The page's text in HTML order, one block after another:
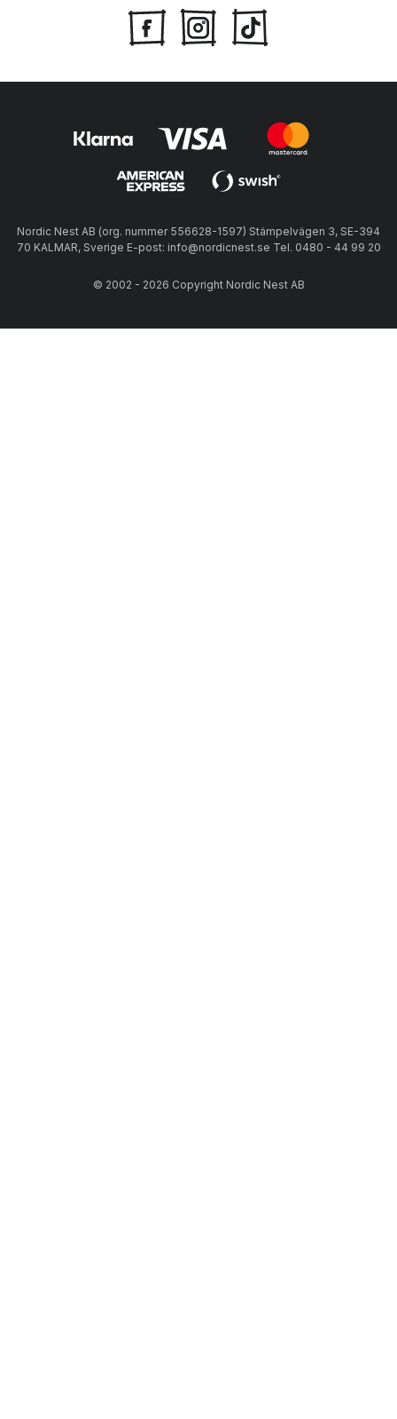
Nordic Nest AB (org. nummer 556628-1597) Stämpelvägen 3, SE-394
70 KALMAR, Sverige E-post: info@nordicnest.se Tel. 0480 - 44 99 20
© 2002 - 2026 Copyright Nordic Nest AB